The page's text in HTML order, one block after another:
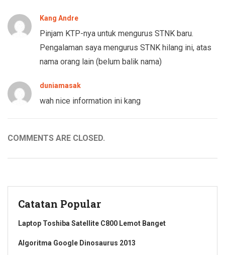
Kang Andre
Pinjam KTP-nya untuk mengurus STNK baru.
Pengalaman saya mengurus STNK hilang ini, atas
nama orang lain (belum balik nama)
duniamasak
wah nice information ini kang
COMMENTS ARE CLOSED.
Catatan Popular
Laptop Toshiba Satellite C800 Lemot Banget
Algoritma Google Dinosaurus 2013